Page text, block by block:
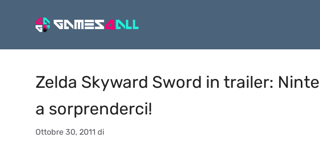
Zelda Skyward Sword in trailer:
a sorprenderci!
Ottobre 30, 2011 di